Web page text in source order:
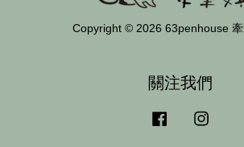
Copyright © 2026 63penhouse
關注我們
Facebook